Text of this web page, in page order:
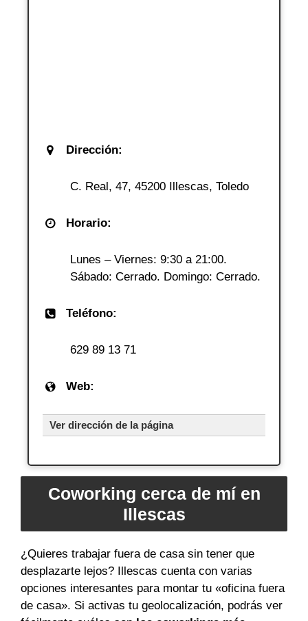
Dirección:
C. Real, 47, 45200 Illescas, Toledo
Horario:
Lunes – Viernes: 9:30 a 21:00.
Sábado: Cerrado. Domingo: Cerrado.
Teléfono:
629 89 13 71
Web:
Ver dirección de la página
Coworking cerca de mí en
Illescas
¿Quieres trabajar fuera de casa sin tener que
desplazarte lejos? Illescas cuenta con varias
opciones interesantes para montar tu «oficina fuera
de casa». Si activas tu geolocalización, podrás ver